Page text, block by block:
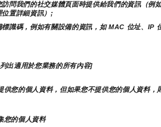
訪問我們的社交媒體頁面時提供給我們的資訊（例
位置詳細資訊）;
標識碼，例如有關設備的資訊，如 MAC 位址、IP
出適用於您業務的所有內容]
供您的個人資料，但如果您不提供您的個人資料，
您的個人資料